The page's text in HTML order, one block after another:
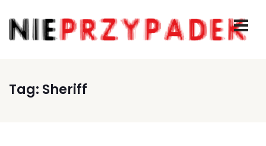
Tag: Sheriff